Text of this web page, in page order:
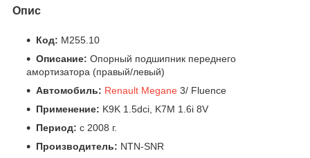
Опис
Код: M255.10
Описание: Опорный подшипник переднего
амортизатора (правый/левый)
Автомобиль: Renault Megane 3/ Fluence
Применение: K9K 1.5dci, K7M 1.6i 8V
Период: c 2008 г.
Производитель: NTN-SNR